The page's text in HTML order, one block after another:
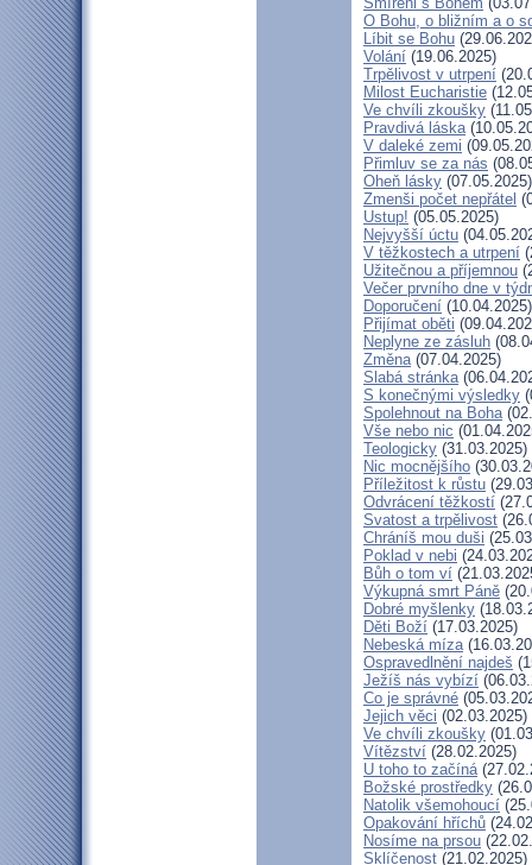
O Bohu, o bližním a o
Líbit se Bohu
Volání (19.06.2025)
Trpělivost v utrpení
Milost Eucharistie
Ve chvíli zkoušky
Pravdivá láska
V daleké zemi
Přimluv se za nás
Oheň lásky (07.05.2025)
Zmenši počet nepřátel
Ustup! (05.05.2025)
Nejvyšší úctu
V těžkostech a utrpení
Užitečnou a příjemnou
Večer prvního dne v
Doporučení (10.04.2025)
Přijímat oběti
Neplyne ze zásluh
Změna(07.04.2025)
Slabá stránka
S konečnými výsledky
Spolehnout na Boha
Vše nebo nic
Teologicky (31.03.2025)
Nic mocnějšího
Příležitost k růstu
Odvrácení těžkostí
Svatost a trpělivost
Chráníš mou duši
Poklad v nebi
Bůh o tom ví
Výkupná smrt Páně
Dobré myšlenky
Děti Boží (17.03.2025)
Nebeská míza
Ospravedlnění najdeš
Ježíš nás vybízí
Co je správné
Jejich věci (02.03.2025)
Ve chvíli zkoušky
Vítězství (28.02.2025)
U toho to začíná
Božské prostředky
Natolik všemohoucí
Opakování hříchů
Nosíme na prsou
Sklíčenost (21.02.2025)